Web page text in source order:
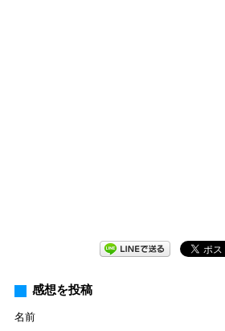
感想を投稿
名前